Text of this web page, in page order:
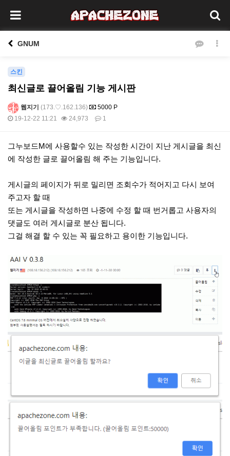
GNUM
스킨
최신글로 끌어올림 기능 게시판
웹지기 (173.♡.162.136)
5000 P
19-12-22 11:21
24,973 1
본문
그누보드M에 사용할수 있는 작성한 시간이 지난 게시글을 최신
에 작성한 글로 끌어올림 해 주는 기능입니다.
게시글의 페이지가 뒤로 밀리면 조회수가 적어지고 다시 보여
주고자 할 때
또는 게시글을 작성하면 나중에 수정 할 때 번거롭고 사용자의
댓글도 여러 게시글로 분산 됩니다.
그걸 해결 할 수 있는 꼭 필요하고 용이한 기능입니다.